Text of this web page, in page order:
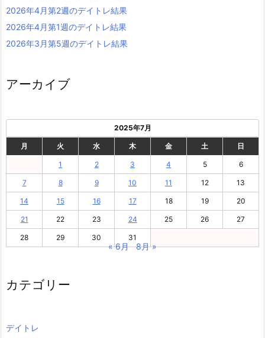
2026年4月第2週のデイトレ結果
2026年4月第1週のデイトレ結果
2026年3月第5週のデイトレ結果
アーカイブ
2025年7月
月 火 水 木 金 土 日
1 2 3 4 5 6
7 8 9 10 11 12 13
14 15 16 17 18 19 20
21 22 23 24 25 26 27
28 29 30 31
« 6月 8月 »
カテゴリー
デイトレ